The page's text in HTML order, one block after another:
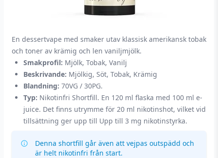
En dessertvape med smaker utav klassisk amerikansk tobak
och toner av krämig och len vaniljmjölk.
Smakprofil: Mjölk, Tobak, Vanilj
Beskrivande: Mjölkig, Söt, Tobak, Krämig
Blandning: 70VG / 30PG.
Typ: Nikotinfri Shortfill. En 120 ml flaska med 100 ml e-
juice. Det finns utrymme för 20 ml nikotinshot, vilket vid
tillsättning ger upp till Upp till 3 mg nikotinstyrka.
Denna shortfill går även att vejpas outspädd och
är helt nikotinfri från start.